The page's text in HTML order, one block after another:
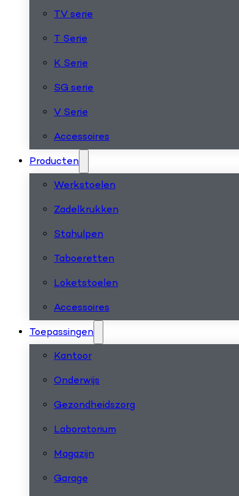
TV serie
T Serie
K Serie
SG serie
V Serie
Accessoires
Producten
Werkstoelen
Zadelkrukken
Stahulpen
Taboeretten
Loketstoelen
Accessoires
Toepassingen
Kantoor
Onderwijs
Gezondheidszorg
Laboratorium
Magazijn
Garage